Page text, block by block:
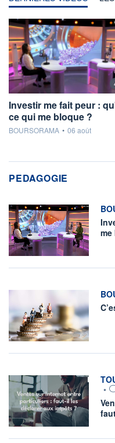
Investir me fait peur :
ce qui me bloque ?
information fournie par
BOURSORAMA • 06 août
PEDAGOGIE
me
•